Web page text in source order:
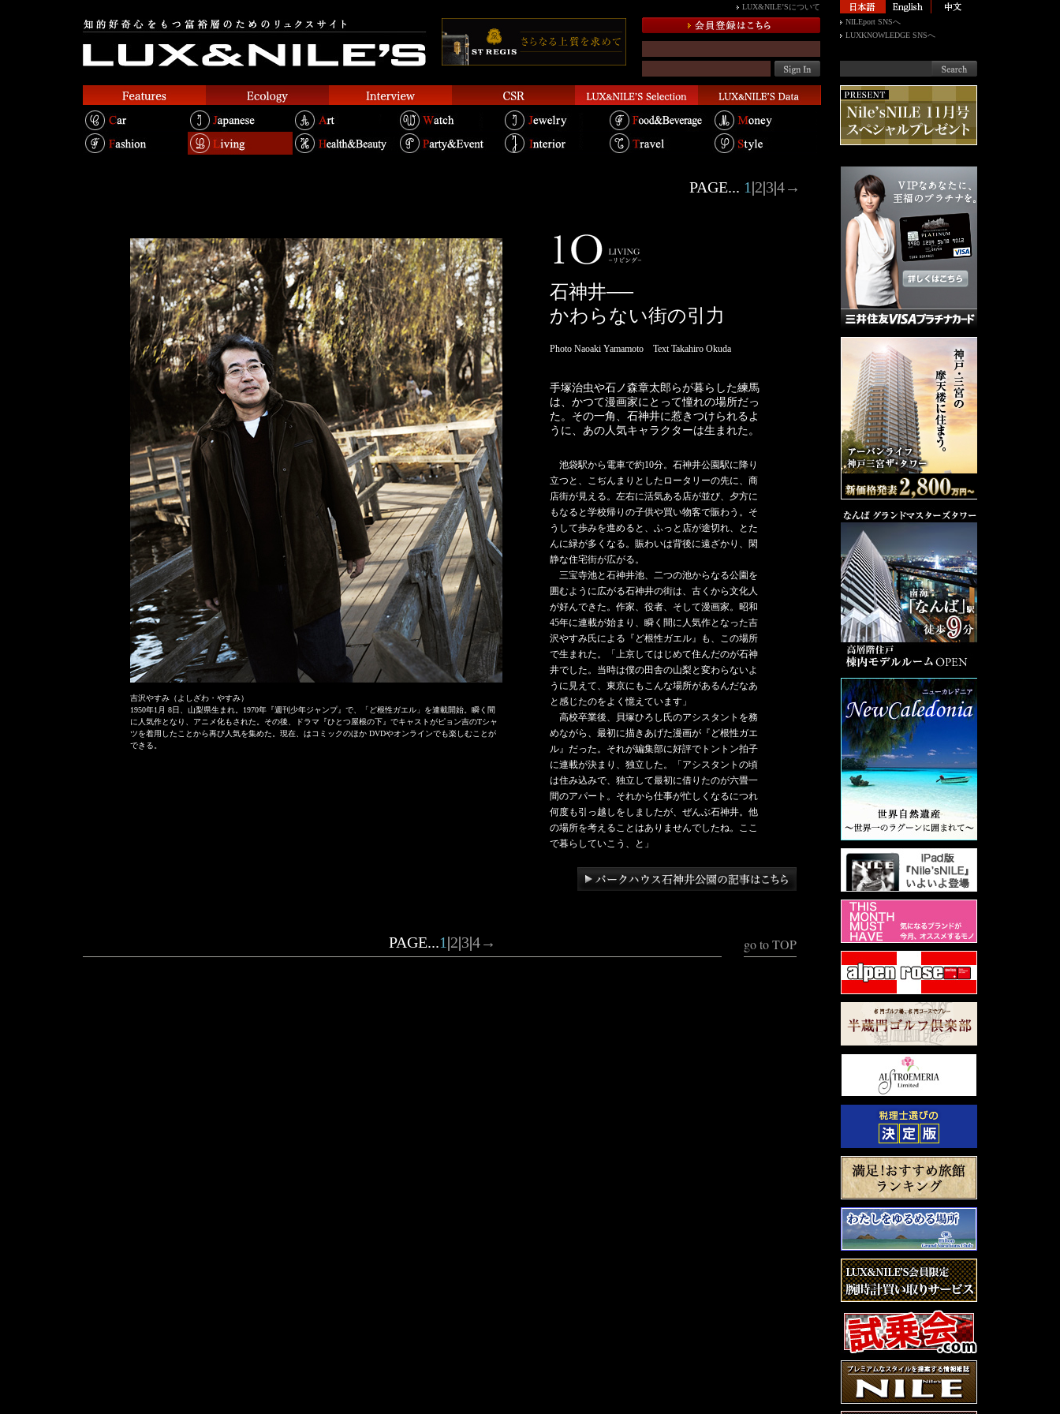
LUX&NILE’Sについて
NILEport SNSへ
LUXKNOWLEDGE SNSへ
PAGE... 1|2|3|4→
吉沢やすみ（よしざわ・やすみ）
1950年1月 8日、山梨県生まれ。1970年『週刊少年ジャンプ』で、「ど根性ガエル」を連載開始。瞬く間
に人気作となり、アニメ化もされた。その後、ドラマ『ひとつ屋根の下』でキャストがピョン吉のTシャ
ツを着用したことから再び人気を集めた。現在、はコミックのほか DVDやオンラインでも楽しむことが
できる。
石神井──
かわらない街の引力
Photo Naoaki Yamamoto Text Takahiro Okuda
手塚治虫や石ノ森章太郎らが暮らした練馬
は、かつて漫画家にとって憧れの場所だっ
た。その一角、石神井に惹きつけられるよ
うに、あの人気キャラクターは生まれた。
池袋駅から電車で約10分。石神井公園駅に降り
立つと、こぢんまりとしたロータリーの先に、商
店街が見える。左右に活気ある店が並び、夕方に
もなると学校帰りの子供や買い物客で賑わう。そ
うして歩みを進めると、ふっと店が途切れ、とた
んに緑が多くなる。賑わいは背後に遠ざかり、閑
静な住宅街が広がる。
三宝寺池と石神井池、二つの池からなる公園を
囲むように広がる石神井の街は、古くから文化人
が好んできた。作家、役者、そして漫画家。昭和
45年に連載が始まり、瞬く間に人気作となった吉
沢やすみ氏による『ど根性ガエル』も、この場所
で生まれた。「上京してはじめて住んだのが石神
井でした。当時は僕の田舎の山梨と変わらないよ
うに見えて、東京にもこんな場所があるんだなあ
と感じたのをよく憶えています」
高校卒業後、貝塚ひろし氏のアシスタントを務
めながら、最初に描きあげた漫画が『ど根性ガエ
ル』だった。それが編集部に好評でトントン拍子
に連載が決まり、独立した。「アシスタントの頃
は住み込みで、独立して最初に借りたのが六畳一
間のアパート。それから仕事が忙しくなるにつれ
何度も引っ越しをしましたが、ぜんぶ石神井。他
の場所を考えることはありませんでしたね。ここ
で暮らしていこう、と」
go to TOP
PAGE...1|2|3|4→